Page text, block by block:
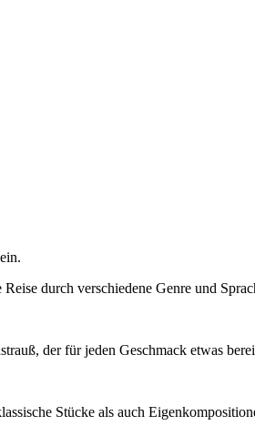
durch verschiedene Genre und
der für jeden Geschmack etwas
Stücke als auch